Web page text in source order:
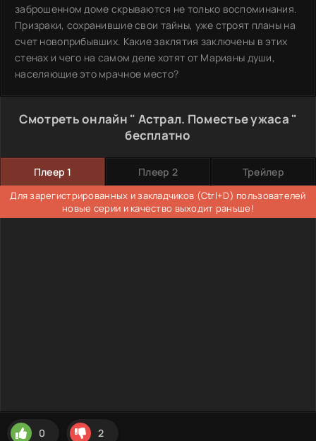
заброшенном доме скрываются не только воспоминания.
Призраки, сохранившие свои тайны, уже строят планы на
счет новоприбывших. Какие заклятия заключены в этих
стенах и чего на самом деле хотят от Марианы души,
населяющие это мрачное место?
Смотреть онлайн " Астрал. Поместье ужаса "
бесплатно
Плеер 1 Плеер 2 Трейлер
Для зарегистрированных и закладчиков (Ctrl+D) пользователей
новые серии и качество выходит раньше!
0 2